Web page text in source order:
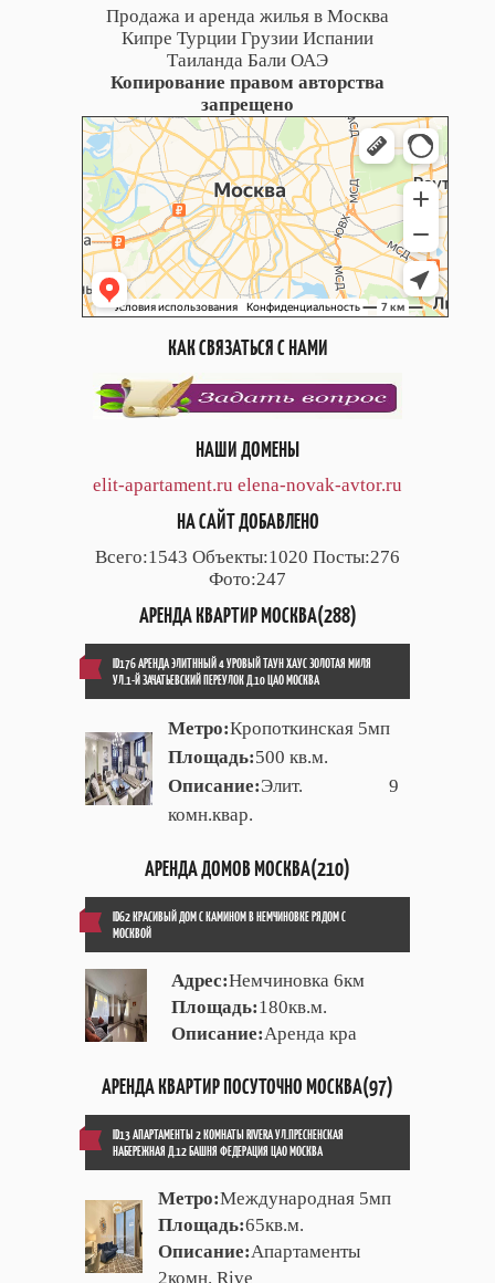
Продажа и аренда жилья в Москва
Кипре Турции Грузии Испании
Таиланда Бали ОАЭ
Копирование правом авторства
запрещено
КАК СВЯЗАТЬСЯ С НАМИ
НАШИ ДОМЕНЫ
elit-apartament.ru elena-novak-avtor.ru
НА САЙТ ДОБАВЛЕНО
Всего:1543 Объекты:1020 Посты:276
Фото:247
АРЕНДА КВАРТИР МОСКВА(288)
ID176 АРЕНДА ЭЛИТННЫЙ 4 УРОВЫЙ ТАУН ХАУС ЗОЛОТАЯ МИЛЯ
УЛ.1-Й ЗАЧАТЬЕВСКИЙ ПЕРЕУЛОК Д.10 ЦАО МОСКВА
Метро:Кропоткинская 5мп
Площадь:500 кв.м.
Описание:Элит. 9
комн.квар.
АРЕНДА ДОМОВ МОСКВА(210)
ID62 КРАСИВЫЙ ДОМ С КАМИНОМ В НЕМЧИНОВКЕ РЯДОМ С
МОСКВОЙ
Адрес:Немчиновка 6км
Площадь:180кв.м.
Описание:Аренда кра
АРЕНДА КВАРТИР ПОСУТОЧНО МОСКВА(97)
ID13 АПАРТАМЕНТЫ 2 КОМНАТЫ RIVERA УЛ.ПРЕСНЕНСКАЯ
НАБЕРЕЖНАЯ Д.12 БАШНЯ ФЕДЕРАЦИЯ ЦАО МОСКВА
Метро:Международная 5мп
Площадь:65кв.м.
Описание:Апартаменты
2комн. Rive